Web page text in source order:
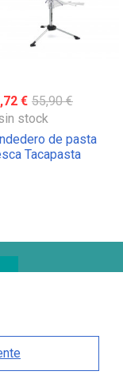
€ 55,90 €
stock
de pasta
Tacapasta